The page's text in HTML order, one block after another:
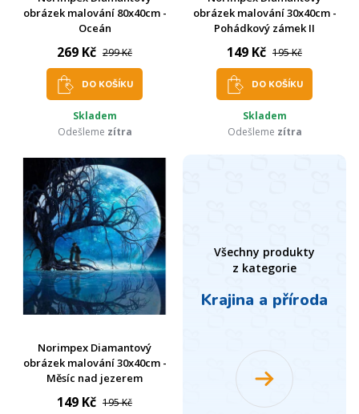
obrázek malování 80x40cm -
Oceán
269 Kč 299 Kč
DO KOŠÍKU
Skladem
Odešleme zítra
obrázek malování 30x40cm -
Pohádkový zámek II
149 Kč 195 Kč
DO KOŠÍKU
Skladem
Odešleme zítra
Norimpex Diamantový
obrázek malování 30x40cm -
Měsíc nad jezerem
149 Kč 195 Kč
Všechny produkty
z kategorie
Krajina a příroda